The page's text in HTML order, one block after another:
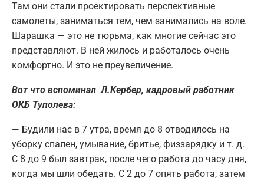
Там они стали проектировать перспективные
самолеты, заниматься тем, чем занимались на воле.
Шарашка — это не тюрьма, как многие сейчас это
представляют. В ней жилось и работалось очень
комфортно. И это не преувеличение.
Вот что вспоминал Л.Кербер, кадровый работник
ОКБ Туполева:
— Будили нас в 7 утра, время до 8 отводилось на
уборку спален, умывание, бритье, физзарядку и т. д.
С 8 до 9 был завтрак, после чего работа до часу дня,
когда мы шли обедать. С 2 до 7 опять работа, затем